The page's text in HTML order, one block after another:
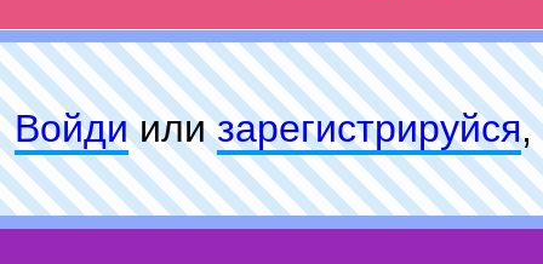
Войдиилизарeгиcтpируйся,